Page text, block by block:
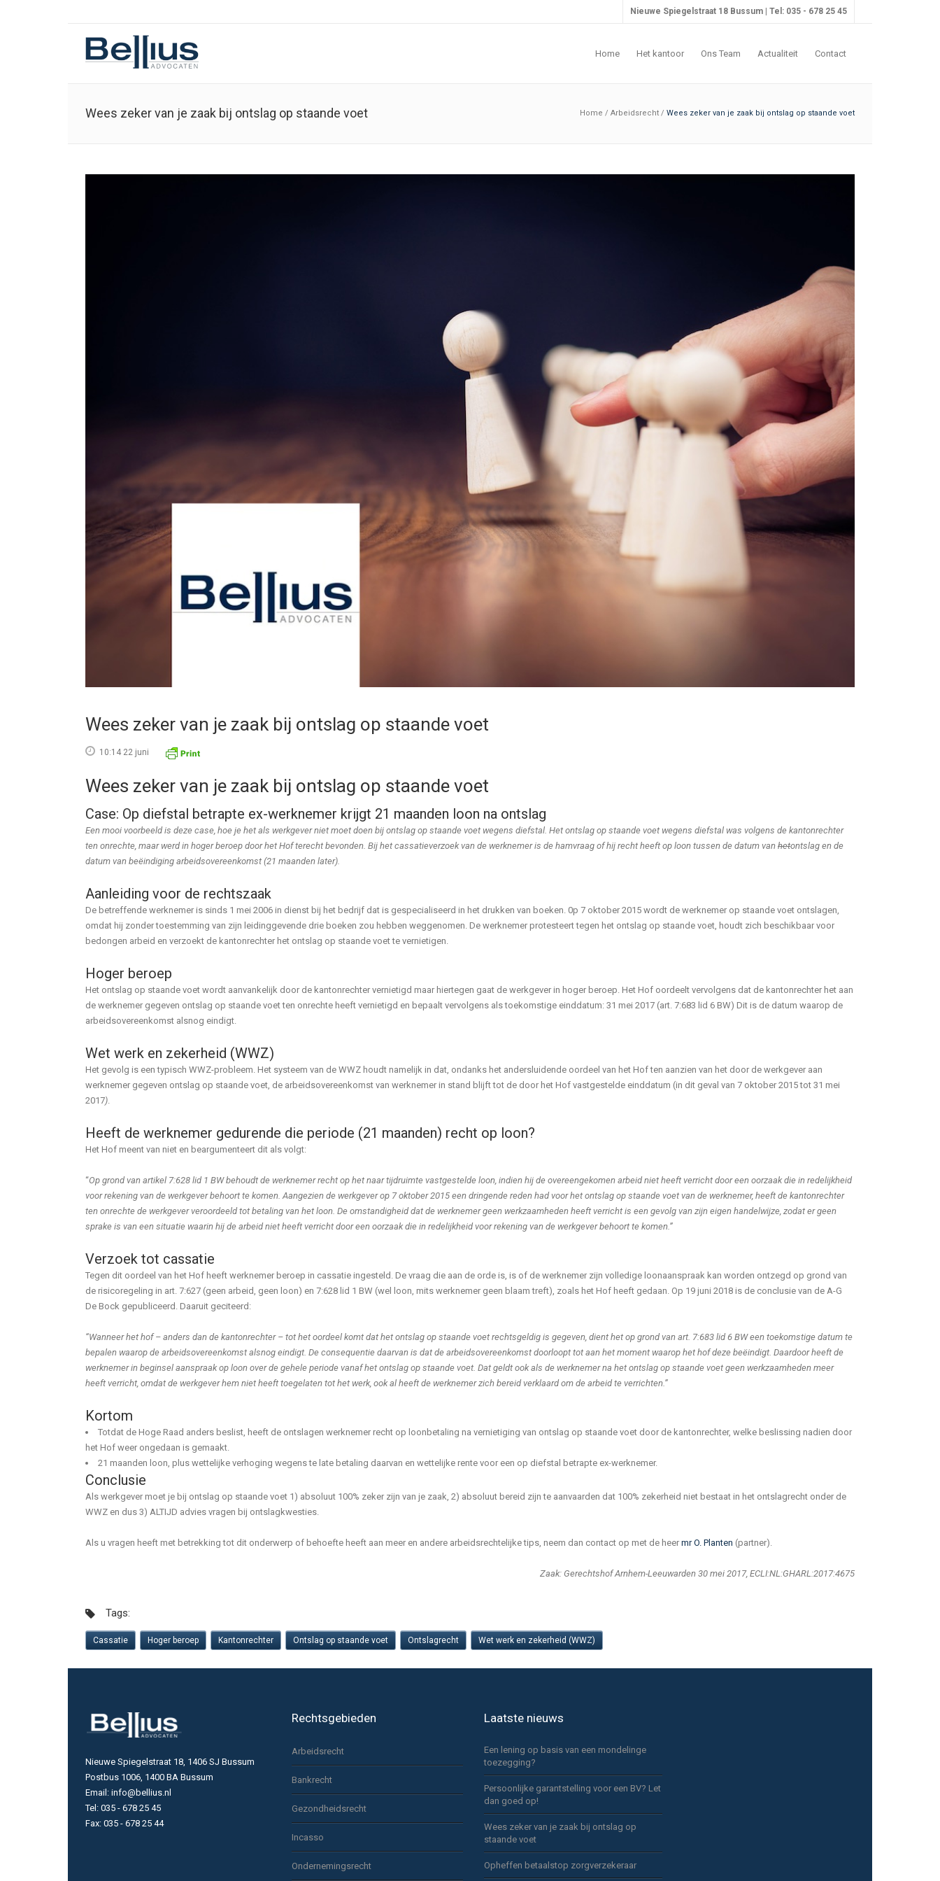
Nieuwe Spiegelstraat 18 Bussum | Tel: 035 - 678 25 45
Home Het kantoor Ons Team Actualiteit Contact
Wees zeker van je zaak bij ontslag op staande voet Home / Arbeidsrecht / Wees zeker van je zaak bij ontslag op staande voet
Wees zeker van je zaak bij ontslag op staande voet
10:14 22 juni
Wees zeker van je zaak bij ontslag op staande voet
Case: Op diefstal betrapte ex-werknemer krijgt 21 maanden loon na ontslag
Een mooi voorbeeld is deze case, hoe je het als werkgever niet moet doen bij ontslag op staande voet wegens diefstal. Het ontslag op staande voet wegens diefstal was volgens de kantonrechter
ten onrechte, maar werd in hoger beroep door het Hof terecht bevonden. Bij het cassatieverzoek van de werknemer is de hamvraag of hij recht heeft op loon tussen de datum van hetontslag en de
datum van beëindiging arbeidsovereenkomst (21 maanden later).
Aanleiding voor de rechtszaak
De betreffende werknemer is sinds 1 mei 2006 in dienst bij het bedrijf dat is gespecialiseerd in het drukken van boeken. 0p 7 oktober 2015 wordt de werknemer op staande voet ontslagen,
omdat hij zonder toestemming van zijn leidinggevende drie boeken zou hebben weggenomen. De werknemer protesteert tegen het ontslag op staande voet, houdt zich beschikbaar voor
bedongen arbeid en verzoekt de kantonrechter het ontslag op staande voet te vernietigen.
Hoger beroep
Het ontslag op staande voet wordt aanvankelijk door de kantonrechter vernietigd maar hiertegen gaat de werkgever in hoger beroep. Het Hof oordeelt vervolgens dat de kantonrechter het aan
de werknemer gegeven ontslag op staande voet ten onrechte heeft vernietigd en bepaalt vervolgens als toekomstige einddatum: 31 mei 2017 (art. 7:683 lid 6 BW) Dit is de datum waarop de
arbeidsovereenkomst alsnog eindigt.
Wet werk en zekerheid (WWZ)
Het gevolg is een typisch WWZ-probleem. Het systeem van de WWZ houdt namelijk in dat, ondanks het andersluidende oordeel van het Hof ten aanzien van het door de werkgever aan
werknemer gegeven ontslag op staande voet, de arbeidsovereenkomst van werknemer in stand blijft tot de door het Hof vastgestelde einddatum (in dit geval van 7 oktober 2015 tot 31 mei
2017)
Heeft de werknemer gedurende die periode (21 maanden) recht op loon?
Het Hof meent van niet en beargumenteert dit als volgt:
“Op grond van artikel 7:628 lid 1 BW behoudt de werknemer recht op het naar tijdruimte vastgestelde loon, indien hij de overeengekomen arbeid niet heeft verricht door een oorzaak die in redelijkheid
voor rekening van de werkgever behoort te komen. Aangezien de werkgever op 7 oktober 2015 een dringende reden had voor het ontslag op staande voet van de werknemer, heeft de kantonrechter
ten onrechte de werkgever veroordeeld tot betaling van het loon. De omstandigheid dat de werknemer geen werkzaamheden heeft verricht is een gevolg van zijn eigen handelwijze, zodat er geen
sprake is van een situatie waarin hij de arbeid niet heeft verricht door een oorzaak die in redelijkheid voor rekening van de werkgever behoort te komen.”
Verzoek tot cassatie
Tegen dit oordeel van het Hof heeft werknemer beroep in cassatie ingesteld. De vraag die aan de orde is, is of de werknemer zijn volledige loonaanspraak kan worden ontzegd op grond van
de risicoregeling in art. 7:627 (geen arbeid, geen loon) en 7:628 lid 1 BW (wel loon, mits werknemer geen blaam treft), zoals het Hof heeft gedaan. Op 19 juni 2018 is de conclusie van de A-G
De Bock gepubliceerd. Daaruit geciteerd:
“Wanneer het hof – anders dan de kantonrechter – tot het oordeel komt dat het ontslag op staande voet rechtsgeldig is gegeven, dient het op grond van art. 7:683 lid 6 BW een toekomstige datum te
bepalen waarop de arbeidsovereenkomst alsnog eindigt. De consequentie daarvan is dat de arbeidsovereenkomst doorloopt tot aan het moment waarop het hof deze beëindigt. Daardoor heeft de
werknemer in beginsel aanspraak op loon over de gehele periode vanaf het ontslag op staande voet. Dat geldt ook als de werknemer na het ontslag op staande voet geen werkzaamheden meer
heeft verricht, omdat de werkgever hem niet heeft toegelaten tot het werk, ook al heeft de werknemer zich bereid verklaard om de arbeid te verrichten.”
Kortom
Totdat de Hoge Raad anders beslist, heeft de ontslagen werknemer recht op loonbetaling na vernietiging van ontslag op staande voet door de kantonrechter, welke beslissing nadien door
het Hof weer ongedaan is gemaakt.
21 maanden loon, plus wettelijke verhoging wegens te late betaling daarvan en wettelijke rente voor een op diefstal betrapte ex-werknemer.
Conclusie
Als werkgever moet je bij ontslag op staande voet 1) absoluut 100% zeker zijn van je zaak, 2) absoluut bereid zijn te aanvaarden dat 100% zekerheid niet bestaat in het ontslagrecht onder de
WWZ en dus 3) ALTIJD advies vragen bij ontslagkwesties.
Als u vragen heeft met betrekking tot dit onderwerp of behoefte heeft aan meer en andere arbeidsrechtelijke tips, neem dan contact op met de heer mr O. Planten (partner).
Zaak: Gerechtshof Arnhem-Leeuwarden 30 mei 2017, ECLI:NL:GHARL:2017:4675
Tags:
Cassatie Hoger beroep Kantonrechter Ontslag op staande voet Ontslagrecht Wet werk en zekerheid (WWZ)
Nieuwe Spiegelstraat 18, 1406 SJ Bussum
Postbus 1006, 1400 BA Bussum
Email: info@bellius.nl
Tel: 035 - 678 25 45
Fax: 035 - 678 25 44
Rechtsgebieden
Arbeidsrecht
Bankrecht
Gezondheidsrecht
Incasso
Ondernemingsrecht
Laatste nieuws
Een lening op basis van een mondelinge
toezegging?
Persoonlijke garantstelling voor een BV? Let
dan goed op!
Wees zeker van je zaak bij ontslag op
staande voet
Opheffen betaalstop zorgverzekeraar